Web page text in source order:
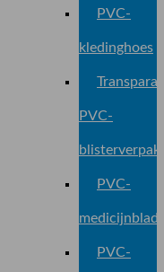
PVC-
kledinghoes
PVC-
PVC-
medicijnblad
PVC-